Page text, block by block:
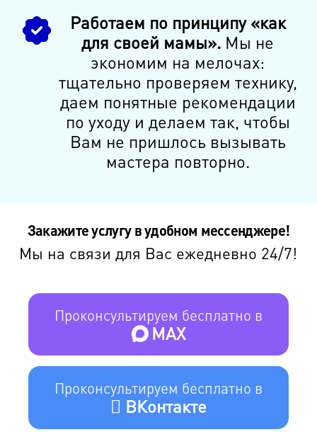
Работаем по принципу «как
для своей мамы». Мы не
экономим на мелочах:
тщательно проверяем технику,
даем понятные рекомендации
по уходу и делаем так, чтобы
Вам не пришлось вызывать
мастера повторно.
Закажите услугу в удобном мессенджере!
Мы на связи для Вас ежедневно 24/7!
Проконсультируем бесплатно в
MAX
Проконсультируем бесплатно в
ВКонтакте